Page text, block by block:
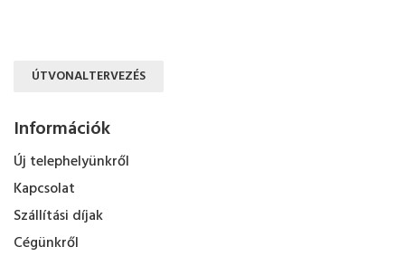
ÚTVONALTERVEZÉS
Információk
Új telephelyünkről
Kapcsolat
Szállítási díjak
Cégünkről